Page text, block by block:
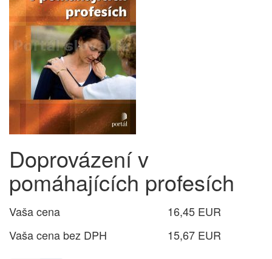
Doprovázení v
pomáhajících profesích
Vaša cena
16,45 EUR
Vaša cena bez DPH
15,67 EUR